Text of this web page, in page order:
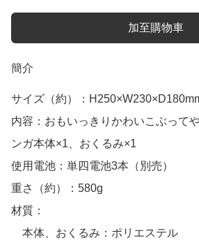
加至購物車
簡介
サイズ（約）：
内容：おもいっきりかわいこぶって
ンガ本体×1、おくるみ×1
使用電池：単四電池3本（別売）
重さ（約）：580g
材質：
本体、おくるみ：ポリエステル